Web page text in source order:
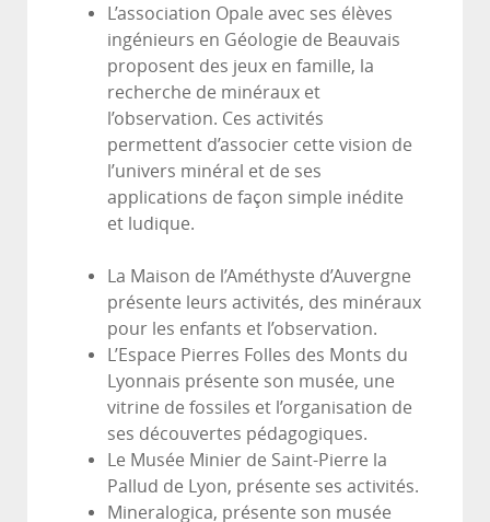
L’association Opale avec ses élèves
ingénieurs en Géologie de Beauvais
proposent des jeux en famille, la
recherche de minéraux et
l’observation. Ces activités
permettent d’associer cette vision de
l’univers minéral et de ses
applications de façon simple inédite
et ludique.
La Maison de l’Améthyste d’Auvergne
présente leurs activités, des minéraux
pour les enfants et l’observation.
L’Espace Pierres Folles des Monts du
Lyonnais présente son musée, une
vitrine de fossiles et l’organisation de
ses découvertes pédagogiques.
Le Musée Minier de Saint-Pierre la
Pallud de Lyon, présente ses activités.
Mineralogica, présente son musée